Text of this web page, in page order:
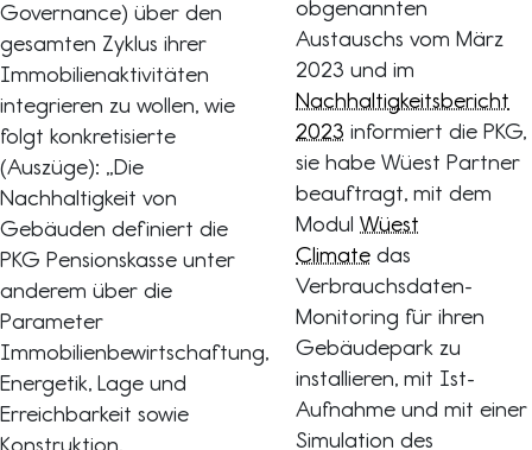
Governance) über den
gesamten Zyklus ihrer
Immobilienaktivitäten
integrieren zu wollen, wie
folgt konkretisierte
(Auszüge): „Die
Nachhaltigkeit von
Gebäuden definiert die
PKG Pensionskasse unter
anderem über die
Parameter
Immobilienbewirtschaftung,
Energetik, Lage und
Erreichbarkeit sowie
obgenannten
Austauschs vom März
2023 und im
Nachhaltigkeitsbericht
2023 informiert die PKG,
sie habe Wüest Partner
beauftragt, mit dem
Modul Wüest
Climate das
Verbrauchsdaten-
Monitoring für ihren
Gebäudepark zu
installieren, mit Ist-
Aufnahme und mit einer
Simulation des